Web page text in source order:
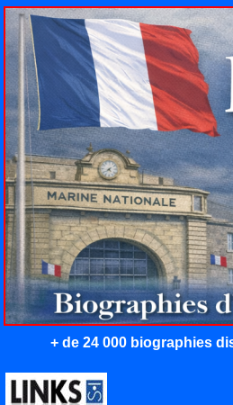
+ de 24 000 biographies